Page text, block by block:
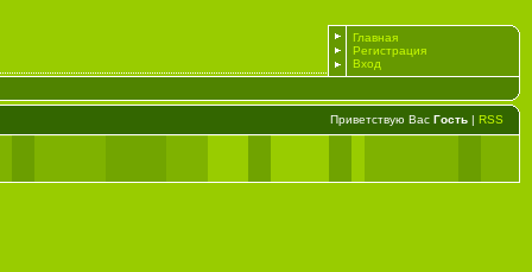
Главная
Регистрация
Вход
Приветствую Вас Гость | RSS